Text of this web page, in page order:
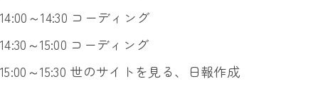
14:00～14:30 コーディング
14:30～15:00 コーディング
15:00～15:30 世のサイトを見る、日報作成